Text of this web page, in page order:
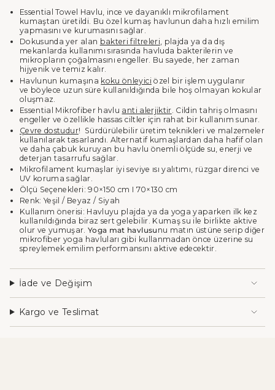
{{
quantity
katları"}
Essential Towel Havlu, ince ve dayanıklı mikrofilament
kumaştan üretildi. Bu özel kumaş havlunun daha hızlı emilim
yapmasını ve kurumasını sağlar.
Dokusunda yer alan bakteri filtreleri, plajda ya da dış
mekanlarda kullanımı sırasında havluda bakterilerin ve
mikropların çoğalmasını engeller. Bu sayede, her zaman
hijyenik ve temiz kalır.
Havlunun kumaşına koku önleyici özel bir işlem uygulanır
ve böylece uzun süre kullanıldığında bile hoş olmayan kokular
oluşmaz.
Essential Mikrofiber havlu anti alerjiktir . Cildin tahriş olmasını
engeller ve özellikle hassas ciltler için rahat bir kullanım sunar.
Çevre dostudur! Sürdürülebilir üretim teknikleri ve malzemeler
kullanılarak tasarlandı. Alternatif kumaşlardan daha hafif olan
ve daha çabuk kuruyan bu havlu önemli ölçüde su, enerji ve
deterjan tasarrufu sağlar.
Mikrofilament kumaşlar iyi seviye ısı yalıtımı, rüzgar direnci ve
UV koruma sağlar.
Ölçü Seçenekleri: 90×150 cm I 70×130 cm
Renk: Yeşil / Beyaz / Siyah
Kullanım önerisi: Havluyu plajda ya da yoga yaparken ilk kez
kullanıldığında biraz sert gelebilir. Kumaş su ile birlikte aktive
olur ve yumuşar. Yoga mat havlusu nu matın üstüne serip diğer
mikrofiber yoga havluları gibi kullanmadan önce üzerine su
spreylemek emilim performansını aktive edecektir.
İade ve Değişim
Kargo ve Teslimat